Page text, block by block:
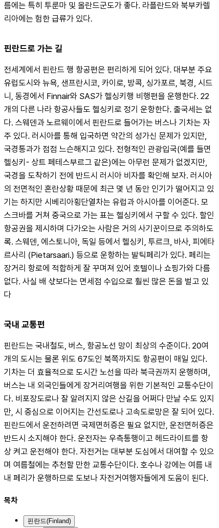
름에는 특히 투룬마 및 올란드군도가 좋다. 라플란드와 북부카렐
리아에는 험한 급류가 있다.
핀란드로 가는 길
전세계에서 핀란드 행 항공편은 편리하게 되어 있다. 대부분 주요
유럽도시와 뉴욕, 샌프란시코, 카이로, 방콕, 싱가포르, 북경, 시드
니, 동경에서 Finnair와 SAS가 헬싱키행 비행편을 운행한다. 22
개의 다른 나라 항공사들도 헬싱키로 정기 운항한다. 출국세는 없
다. 스웨덴과 노르웨이에서 핀란드로 들어가는 버스나 기차는 자
주 있다. 러시아를 통해 입국하면 약간의 성가신 문제가 있지만,
국경통과가 점점 느슨해지고 있다. 전형적인 관광입국(예를 들면
헬싱키- 상트 페테스부르그 같은)에는 아무런 문제가 없겠지만,
국경을 도착하기 전에 반드시 러시아 비자를 확인해 보자. 러시아
의 전면적인 혼란상황 때문에 최근 몇 년 동안 인기가 떨어지고 있
기는 하지만 시베리아횡단열차는 유럽과 아시아를 이어준다. 모
스크바를 거쳐 중국으로 가는 표는 헬싱키에서 구할 수 있다. 할인
항공권을 제시하며 다가오는 사람은 거의 사기꾼이므로 주의하도
록. 스웨덴, 에스토니아, 독일 등에서 헬싱키, 투르크, 바사, 피에타
르사리 (Pietarsaari.) 등으로 운항하는 발틱페리가 있다. 페리는
장거리 항로에 적합하게 잘 꾸며져 있어 호텔이나 쇼핑가와 다름
없다. 사실 배 삯보다는 면세점 수입으로 훨씬 많은 돈을 벌고 있
다
국내 교통편
핀란드는 국내철도, 버스, 항공노선 망이 최상의 수준이다. 20여
개의 도시는 물론 위도 67도인 북쪽까지도 항공편이 매일 있다.
기차는 더 효율적으로 도시간 노선을 따라 북극권까지 운행하며,
버스는 내 외국인들에게 장거리여행을 위한 기본적인 교통수단이
다. 비포장도로나 잘 알려지지 않은 산길을 어쩌다 만날 수도 있지
만, 시 중심으로 이어지는 간선도로나 고속도로망은 잘 되어 있다.
핀란드에서 운전하려면 국제면허증은 필요 없지만, 운전면허증은
반드시 소지해야 한다. 운전자는 우측통행이고 헤드라이트를 항
상 켜고 운전해야 한다. 자전거는 대부분 도심에서 대여할 수 있으
며 여름철에는 추천할 만한 교통수단이다. 호수나 강에는 여름 내
내 페리가 운행하므로 도보나 자전거여행자들에게 도움이 된다.
목차
핀란드(Finland)